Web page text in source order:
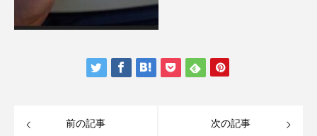
前の記事 次の記事